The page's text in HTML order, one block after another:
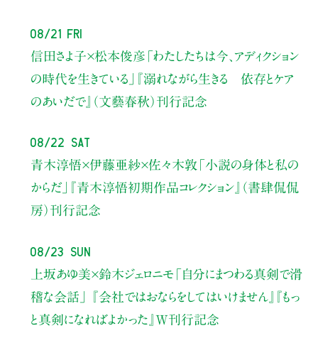
08/21 Fri
信田さよ子×松本俊彦 「わたしたちは今、アディクション
の時代を生きている」
『溺れながら生きる 依存とケア
のあいだで』（文藝春秋）刊行記念
08/22 Sat
青木淳悟×伊藤亜紗×佐々木敦 「小説の身体と私の
からだ」
『青木淳悟初期作品コレクション』（書肆侃侃
房）刊行記念
08/23 Sun
上坂あゆ美×鈴木ジェロニモ 「自分にまつわる真剣で滑
稽な会話」
『会社ではおならをしてはいけません』『もっ
と真剣になればよかった』W刊行記念